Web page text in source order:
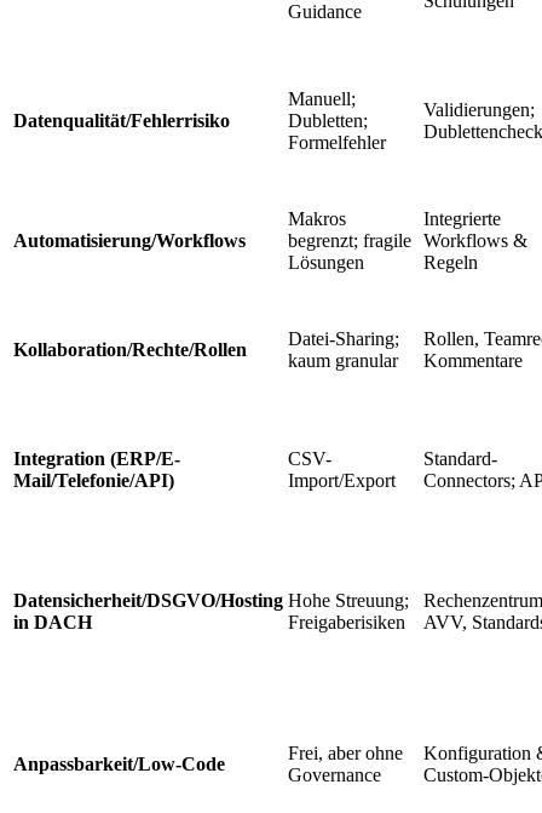
Guidance
Datenqualität/Fehlerrisiko
Manuell;
Dubletten;
Formelfehler
Validierungen;
Dublettencheck
Automatisierung/Workflows
Makros
begrenzt; fragile
Lösungen
Integrierte
Workflows &
Regeln
Kollaboration/Rechte/Rollen
Datei-Sharing;
kaum granular
Rollen,
Kommentare
Integration (ERP/E-
Mail/Telefonie/API)
CSV-
Import/Export
Standard-
Connectors;
Datensicherheit/DSGVO/Hosting
in DACH
Hohe Streuung;
Freigaberisiken
AVV,
Anpassbarkeit/Low-Code
Frei, aber ohne
Governance
Konfiguration
Custom-